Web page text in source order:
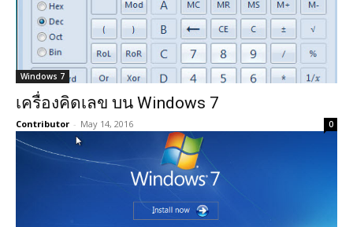
Windows 7
เครื่องคิดเลข บน Windows 7
Contributor - May 14, 2016 0